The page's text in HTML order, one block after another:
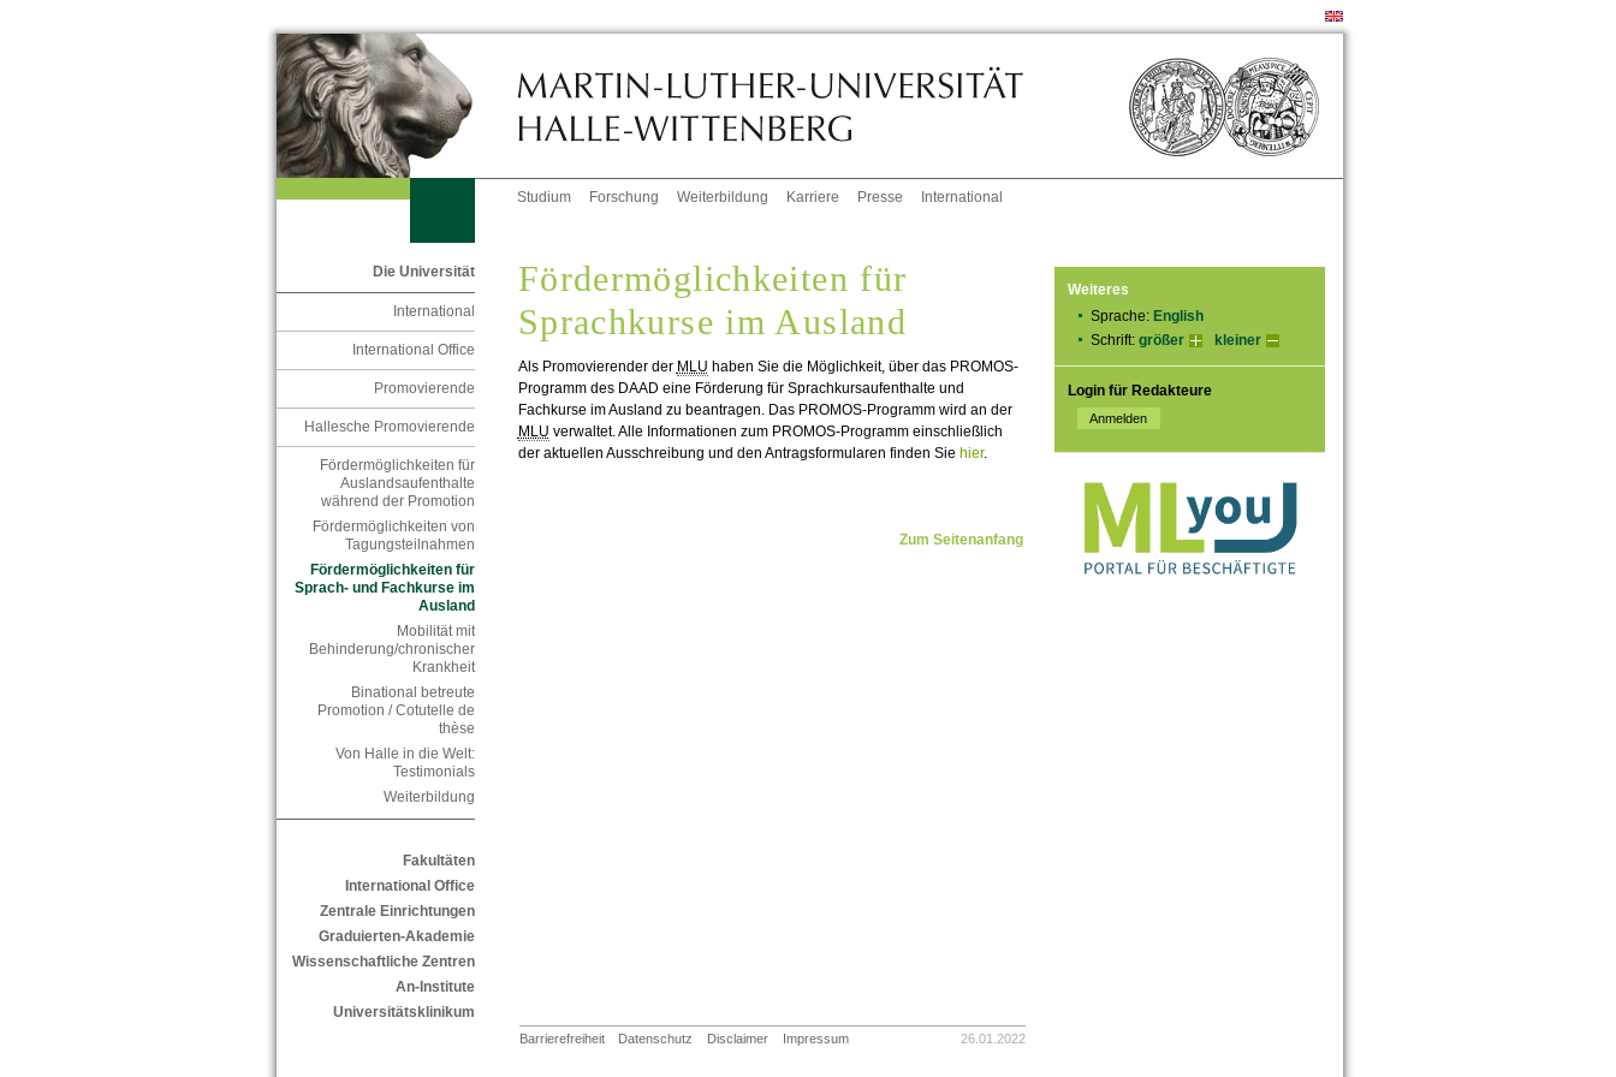
Studium Forschung Weiterbildung Karriere Presse International
Die Universität
International
International Office
Promovierende
Hallesche Promovierende
Fördermöglichkeiten für
Auslandsaufenthalte
während der Promotion
Fördermöglichkeiten von
Tagungsteilnahmen
Fördermöglichkeiten für
Sprach- und Fachkurse im
Ausland
Mobilität mit
Behinderung/chronischer
Krankheit
Binational betreute
Promotion / Cotutelle de
thèse
Von Halle in die Welt:
Testimonials
Weiterbildung
Fakultäten
International Office
Zentrale Einrichtungen
Graduierten-Akademie
Wissenschaftliche Zentren
An-Institute
Universitätsklinikum
Weiteres
Sprache: English
Schrift: größer kleiner
Login für Redakteure
Fördermöglichkeiten für
Sprachkurse im Ausland
Als Promovierender der MLU haben Sie die Möglichkeit, über das PROMOS-
Programm des DAAD eine Förderung für Sprachkursaufenthalte und
Fachkurse im Ausland zu beantragen. Das PROMOS-Programm wird an der
MLU verwaltet. Alle Informationen zum PROMOS-Programm einschließlich
der aktuellen Ausschreibung und den Antragsformularen finden Sie hier.
Zum Seitenanfang
Barrierefreiheit Datenschutz Disclaimer Impressum 26.01.2022